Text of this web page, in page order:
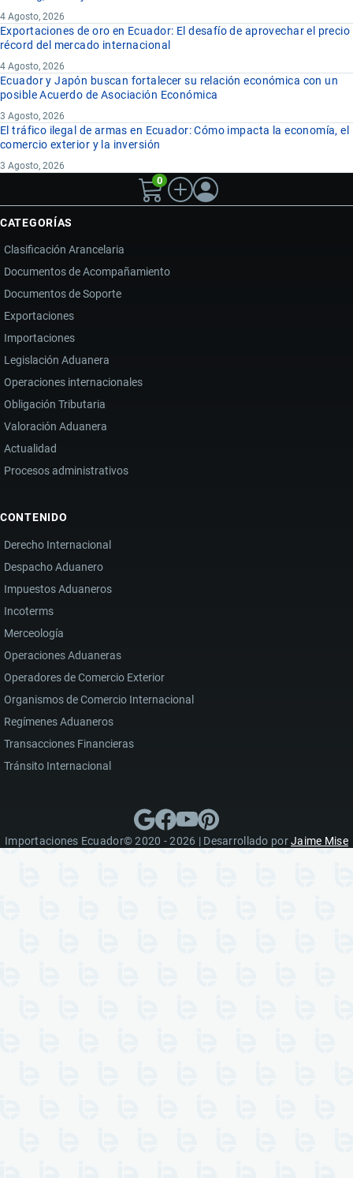
4 Agosto, 2026
Exportaciones de oro en Ecuador: El desafío de aprovechar el precio
récord del mercado internacional
4 Agosto, 2026
Ecuador y Japón buscan fortalecer su relación económica con un
posible Acuerdo de Asociación Económica
3 Agosto, 2026
El tráfico ilegal de armas en Ecuador: Cómo impacta la economía, el
comercio exterior y la inversión
3 Agosto, 2026
0
CATEGORÍAS
Clasificación Arancelaria
Documentos de Acompañamiento
Documentos de Soporte
Exportaciones
Importaciones
Legislación Aduanera
Operaciones internacionales
Obligación Tributaria
Valoración Aduanera
Actualidad
Procesos administrativos
CONTENIDO
Derecho Internacional
Despacho Aduanero
Impuestos Aduaneros
Incoterms
Merceología
Operaciones Aduaneras
Operadores de Comercio Exterior
Organismos de Comercio Internacional
Regímenes Aduaneros
Transacciones Financieras
Tránsito Internacional
Importaciones Ecuador© 2020 - 2026 | Desarrollado porJaime Mise